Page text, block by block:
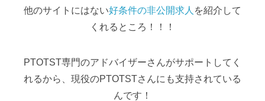
他のサイトにはない好条件の非公開求人 を紹介して
くれるところ！！！
PTOTST専門のアドバイザーさんがサポートしてく
れるから、現役のPTOTSTさんにも支持されている
んです！